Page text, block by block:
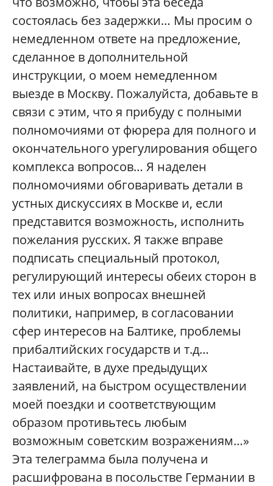
состоялась без задержки… Мы просим о
немедленном ответе на предложение,
сделанное в дополнительной
инструкции, о моем немедленном
выезде в Москву. Пожалуйста, добавьте в
связи с этим, что я прибуду с полными
полномочиями от фюрера для полного и
окончательного урегулирования общего
комплекса вопросов… Я наделен
полномочиями обговаривать детали в
устных дискуссиях в Москве и, если
представится возможность, исполнить
пожелания русских. Я также вправе
подписать специальный протокол,
регулирующий интересы обеих сторон в
тех или иных вопросах внешней
политики, например, в согласовании
сфер интересов на Балтике, проблемы
прибалтийских государств и т.д…
Настаивайте, в духе предыдущих
заявлений, на быстром осуществлении
моей поездки и соответствующим
образом противьтесь любым
возможным советским возражениям…»
Эта телеграмма была получена и
расшифрована в посольстве Германии в